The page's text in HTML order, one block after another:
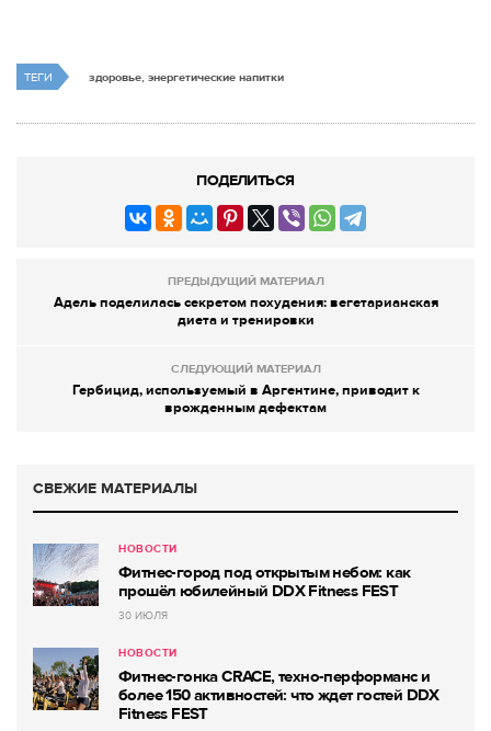
ТЕГИ здоровье, энергетические напитки
ПОДЕЛИТЬСЯ
ПРЕДЫДУЩИЙ МАТЕРИАЛ
Адель поделилась секретом похудения: вегетарианская
диета и тренировки
СЛЕДУЮЩИЙ МАТЕРИАЛ
Гербицид, используемый в Аргентине, приводит к
врожденным дефектам
СВЕЖИЕ МАТЕРИАЛЫ
НОВОСТИ
Фитнес-город под открытым небом: как
прошёл юбилейный DDX Fitness FEST
30 ИЮЛЯ
НОВОСТИ
Фитнес-гонка CRACE, техно-перформанс и
более 150 активностей: что ждет гостей DDX
Fitness FEST